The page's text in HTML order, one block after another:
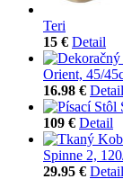
Teri
15 € Detail
Orient, 45/
16.98 € Detail
109 € Detail
Spinne 2,
29.95 € Detail